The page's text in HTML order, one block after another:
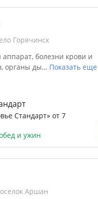
Горячинск
болезни крови и
органы ды… Показать еще
Стандарт» от 7
и ужин
Аршан